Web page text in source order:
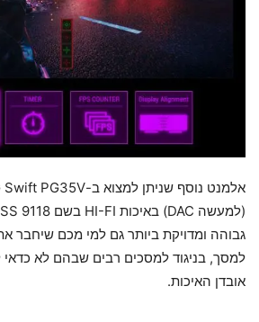
גבוהה ומדויקת ביותר גם למי מכם שיחבר
למסך, בניגוד למסכים רבים שבהם לא
אובדן האיכות.